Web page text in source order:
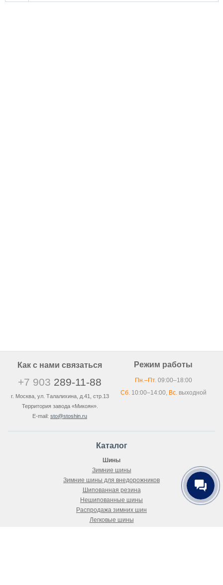
Как с нами связаться
+7 903 289-11-88
г. Москва, ул. Талалихина, д.41, стр.13
Территория завода «Микоян».
E-mail: sto@stoshin.ru
Режим работы
Пн.–Пт.09:00–18:00
Сб.10:00–14:00, Вс.выходной
Каталог
Шины
Зимние шины
Зимние шины для внедорожников
Шипованная резина
Нешипованные шины
Распродажа зимних шин
Легковые шины